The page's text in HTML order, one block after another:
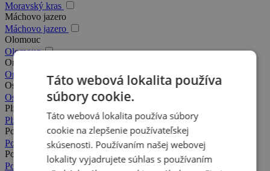
Moravský kras
Máchovo jazero
Máchovo jazero
Olomouc
Olomouc
Orlické hory
Orlické hory
Ostrava
Ostrava
Plzeň
Plzeň
Podkrkonošie
Podkrkonošie
Poděbrady
Poděbrady
Táto webová lokalita používa
súbory cookie.
Táto webová lokalita používa súbory
cookie na zlepšenie používateľskej
skúsenosti. Používaním našej webovej
lokality vyjadrujete súhlas s používaním